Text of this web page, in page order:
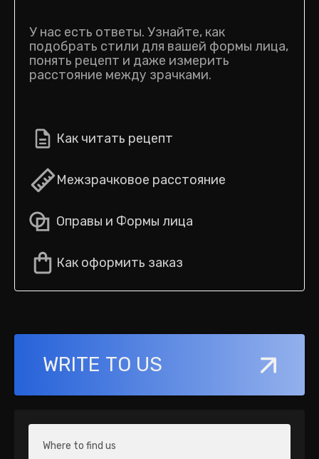
У нас есть ответы. Узнайте, как
подобрать стили для вашей формы лица,
понять рецепт и даже измерить
расстояние между зрачками.
Как читать рецепт
Межзрачковое расстояние
Оправы и Формы лица
Как оформить заказ
WRITE TO US
Where to find us